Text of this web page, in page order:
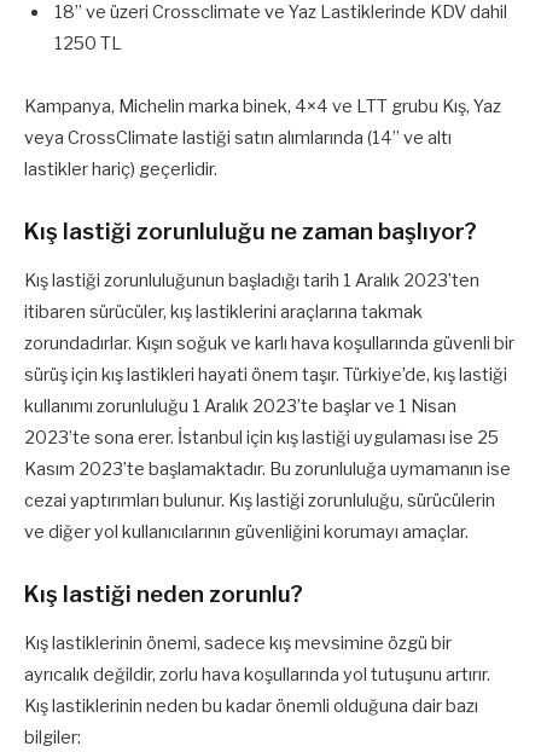
18” ve üzeri Crossclimate ve Yaz Lastiklerinde KDV dahil
1250 TL
Kampanya, Michelin marka binek, 4×4 ve LTT grubu Kış, Yaz
veya CrossClimate lastiği satın alımlarında (14” ve altı
lastikler hariç) geçerlidir.
Kış lastiği zorunluluğu ne zaman başlıyor?
Kış lastiği zorunluluğunun başladığı tarih 1 Aralık 2023’ten
itibaren sürücüler, kış lastiklerini araçlarına takmak
zorundadırlar. Kışın soğuk ve karlı hava koşullarında güvenli bir
sürüş için kış lastikleri hayati önem taşır. Türkiye’de, kış lastiği
kullanımı zorunluluğu 1 Aralık 2023’te başlar ve 1 Nisan
2023’te sona erer. İstanbul için kış lastiği uygulaması ise 25
Kasım 2023’te başlamaktadır. Bu zorunluluğa uymamanın ise
cezai yaptırımları bulunur. Kış lastiği zorunluluğu, sürücülerin
ve diğer yol kullanıcılarının güvenliğini korumayı amaçlar.
Kış lastiği neden zorunlu?
Kış lastiklerinin önemi, sadece kış mevsimine özgü bir
ayrıcalık değildir, zorlu hava koşullarında yol tutuşunu artırır.
Kış lastiklerinin neden bu kadar önemli olduğuna dair bazı
bilgiler: